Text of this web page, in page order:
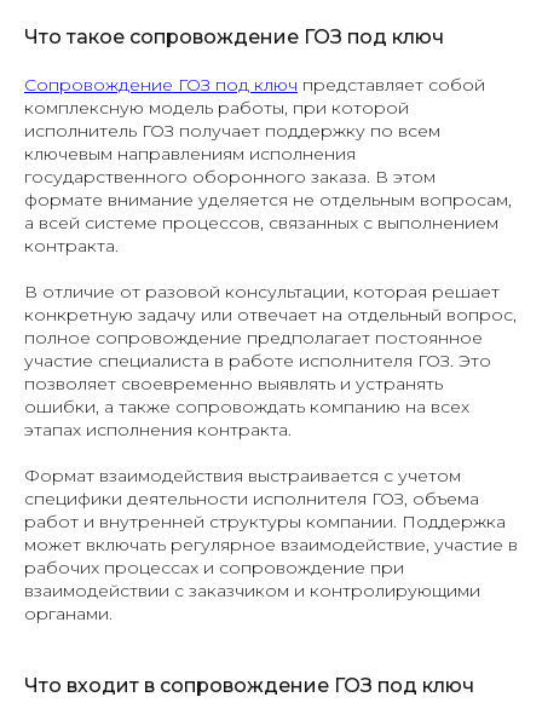
Что такое сопровождение ГОЗ под ключ
Сопровождение ГОЗ под ключ представляет собой
комплексную модель работы, при которой
исполнитель ГОЗ получает поддержку по всем
ключевым направлениям исполнения
государственного оборонного заказа. В этом
формате внимание уделяется не отдельным вопросам,
а всей системе процессов, связанных с выполнением
контракта.
В отличие от разовой консультации, которая решает
конкретную задачу или отвечает на отдельный вопрос,
полное сопровождение предполагает постоянное
участие специалиста в работе исполнителя ГОЗ. Это
позволяет своевременно выявлять и устранять
ошибки, а также сопровождать компанию на всех
этапах исполнения контракта.
Формат взаимодействия выстраивается с учетом
специфики деятельности исполнителя ГОЗ, объема
работ и внутренней структуры компании. Поддержка
может включать регулярное взаимодействие, участие в
рабочих процессах и сопровождение при
взаимодействии с заказчиком и контролирующими
органами.
Что входит в сопровождение ГОЗ под ключ